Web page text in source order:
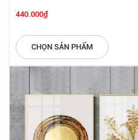
440.000₫
CHỌN SẢN PHẨM